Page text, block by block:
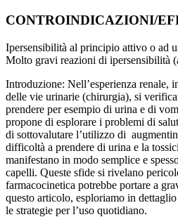
CONTROINDICAZIONI/
Ipersensibilità al principio attivo o ad
Molto gravi reazioni di ipersensibilità
Introduzione: Nell’esperienza renale,
delle vie urinarie (chirurgia), si
prendere per esempio di urina e di
propone di esplorare i problemi di
di sottovalutare l’utilizzo di
difficoltà a prendere di urina e la
manifestano in modo semplice e
capelli. Queste sfide si rivelano
farmacocinetica potrebbe portare a
questo articolo, esploriamo in
le strategie per l’uso quotidiano.